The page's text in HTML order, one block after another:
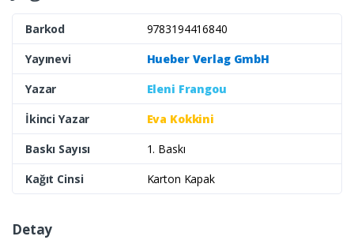
Barkod
9783194416840
Yayınevi
Hueber Verlag GmbH
Yazar
Eleni Frangou
İkinci Yazar
Eva Kokkini
Baskı Sayısı
1. Baskı
Kağıt Cinsi
Karton Kapak
Detay